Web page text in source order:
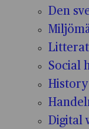
Den
Social
Digital